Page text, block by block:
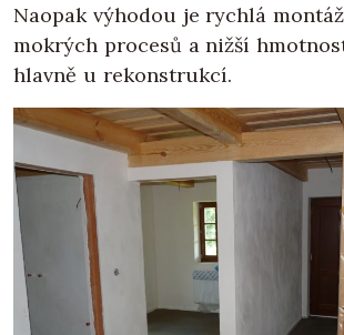
Naopak výhodou je rychlá
mokrých procesů a nižší
hlavně u rekonstrukcí.